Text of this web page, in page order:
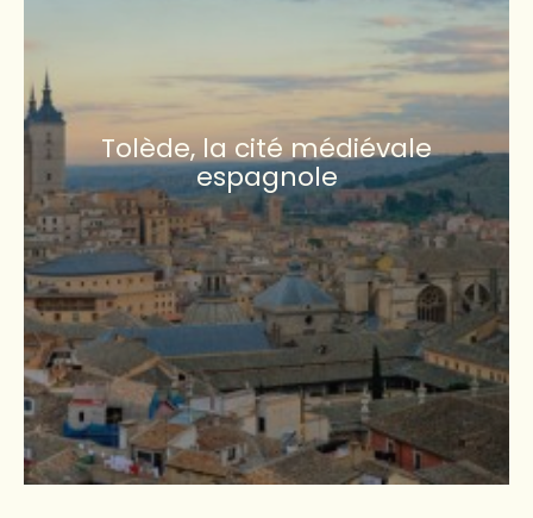
Tolède, la cité médiévale
espagnole